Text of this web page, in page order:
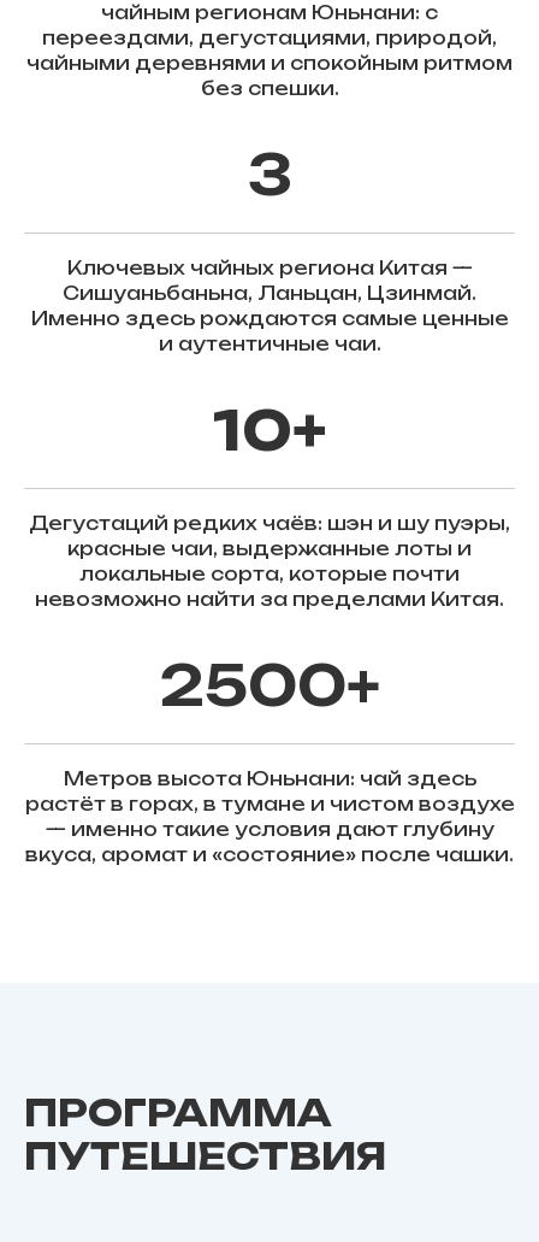
чайным регионам Юньнани: с
переездами, дегустациями, природой,
чайными деревнями и спокойным ритмом
без спешки.
3
Ключевых чайных региона Китая —
Сишуаньбаньна, Ланьцан, Цзинмай.
Именно здесь рождаются самые ценные
и аутентичные чаи.
10+
Дегустаций редких чаёв: шэн и шу пуэры,
красные чаи, выдержанные лоты и
локальные сорта, которые почти
невозможно найти за пределами Китая.
2500+
Метров высота Юньнани: чай здесь
растёт в горах, в тумане и чистом воздухе
— именно такие условия дают глубину
вкуса, аромат и «состояние» после чашки.
ПРОГРАММА
ПУТЕШЕСТВИЯ